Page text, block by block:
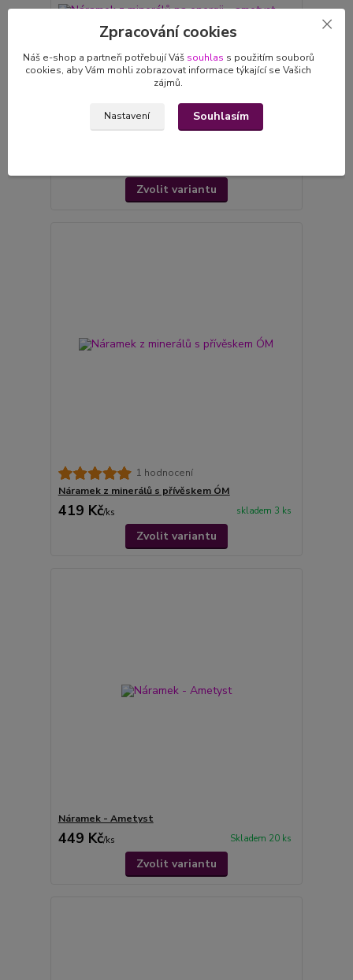
Zvolit variantu
1 hodnocení
Náramek z minerálů s přívěskem ÓM
419 Kč/ks skladem 3 ks
Zvolit variantu
Náramek - Ametyst
449 Kč/ks Skladem 20 ks
Zvolit variantu
Zpracování cookies
Náš e-shop a partneři potřebují Váš souhlas s použitím souborů
cookies, aby Vám mohli zobrazovat informace týkající se Vašich
zájmů.
Nastavení Souhlasím